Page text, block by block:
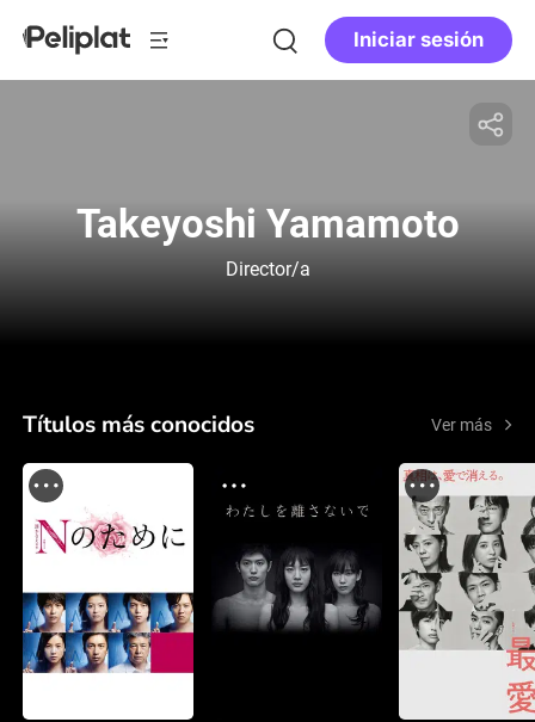
Iniciar sesión
Takeyoshi Yamamoto
Director/a
Títulos más conocidos Ver más